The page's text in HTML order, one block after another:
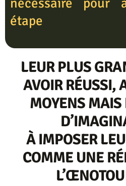
étape
LEUR PLUS
AVOIR RÉUSSI,
MOYENS MAIS
À IMPOSER
COMME UNE